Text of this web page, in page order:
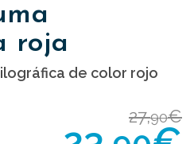
roja
de color rojo
27,90€